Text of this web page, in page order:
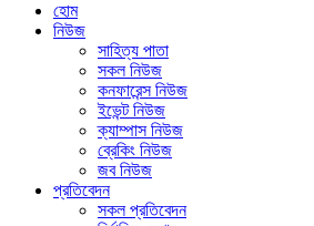
হোম
নিউজ
সাহিত্য পাতা
সকল নিউজ
কনফারেন্স নিউজ
ইভেন্ট নিউজ
ক্যাম্পাস নিউজ
ব্রেকিং নিউজ
জব নিউজ
প্রতিবেদন
সকল প্রতিবেদন